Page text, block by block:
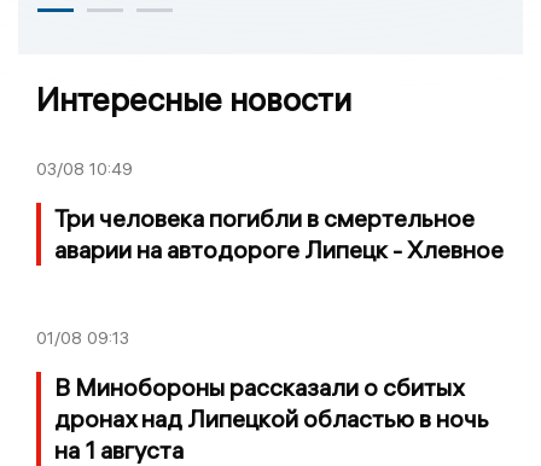
Интересные новости
03/08 10:49
Три человека погибли в смертельное
аварии на автодороге Липецк - Хлевное
01/08 09:13
В Минобороны рассказали о сбитых
дронах над Липецкой областью в ночь
на 1 августа